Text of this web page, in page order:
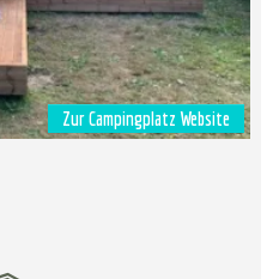
Zur Campingplatz Website